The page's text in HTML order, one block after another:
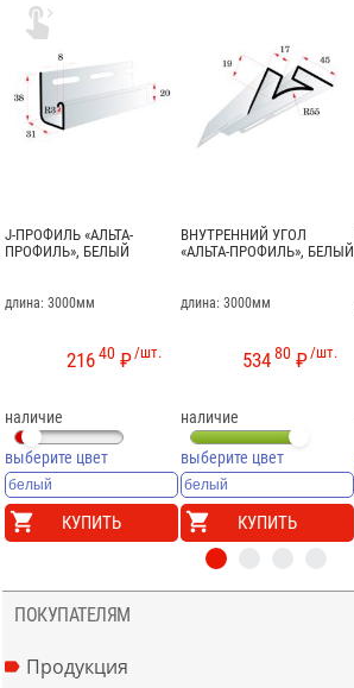
J-ПРОФИЛЬ «АЛЬТА-
ПРОФИЛЬ», БЕЛЫЙ
длина: 3000мм
/шт.
21640 ₽
наличие
выберите цвет
КУПИТЬ
ВНУТРЕННИЙ УГОЛ
«АЛЬТА-ПРОФИЛЬ», БЕЛЫЙ
длина: 3000мм
/шт.
53480 ₽
наличие
выберите цвет
КУПИТЬ

ПОКУПАТЕЛЯМ
Продукция